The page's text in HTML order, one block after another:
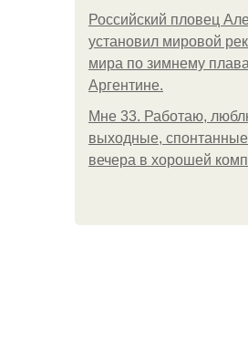
Российский пловец
установил мировой
мира по зимнему
Аргентине.
Мне 33. Работаю,
выходные, спонтанные
вечера в хорошей